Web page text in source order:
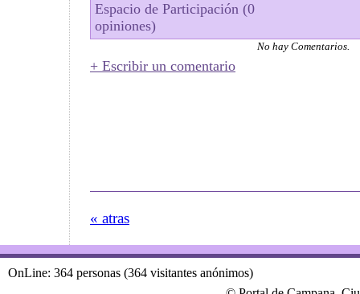
Espacio de Participación (0
opiniones)
No hay Comentarios.
+ Escribir un comentario
« atras
OnLine: 364 personas (364 visitantes anónimos)